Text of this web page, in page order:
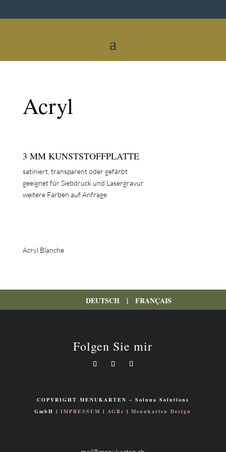
Acryl
3 MM KUNSTSTOFFPLATTE
satiniert, transparent oder gefärbt
geeignet für Siebdruck und Lasergravur
weitere Farben auf Anfrage
Acryl Blanche
DEUTSCH| FRANÇAIS
Folgen Sie mir
COPYRIGHT MENUKARTEN – Soluna Solutions
GmbH |IMPRESSUM |AGBs |Menukarten Design